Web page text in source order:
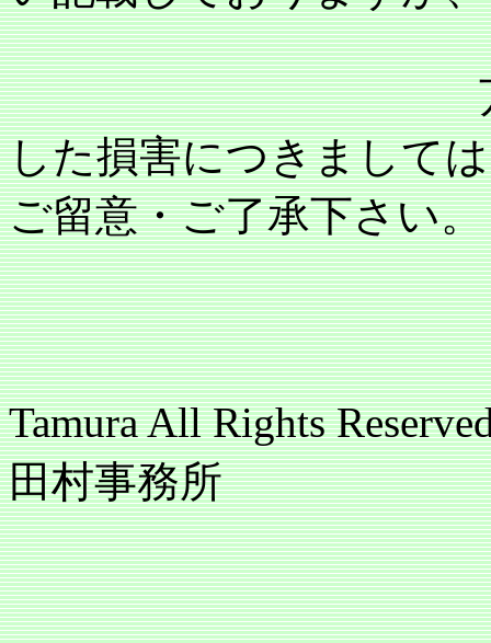
万が一記載
した損害につきまして
ご留意・ご了承下さい。
Tamura All Rights
田村事務所